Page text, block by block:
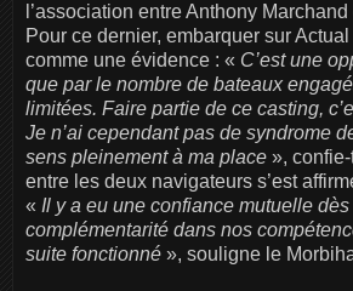
l’association entre Anthony
Pour ce dernier, embarquer sur
comme une évidence : « C’est une
que par le nombre de bateaux
limitées. Faire partie de ce casting,
Je n’ai cependant pas de syndrome
sens pleinement à ma place »,
entre les deux navigateurs s’est
« Il y a eu une confiance mutuelle
complémentarité dans nos
suite fonctionné », souligne le